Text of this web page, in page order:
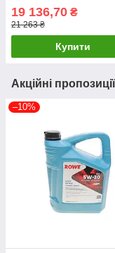
ROWE 20024-0600-99
UA61
19 136,70 ₴
21 263 ₴
Купити
Акційні
–10%